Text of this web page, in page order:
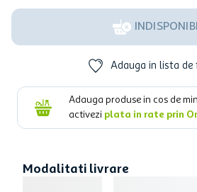
Adauga in lista de
Adauga produse in cos de
activezi plata in rate prin
Modalitati livrare